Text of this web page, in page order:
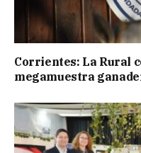
Corrientes: La Rural
megamuestra